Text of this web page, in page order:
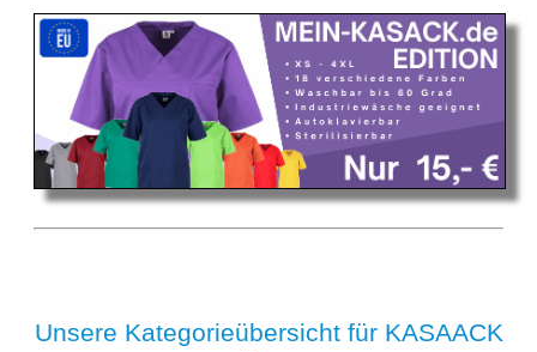
Unsere Kategorieübersicht für KASAACK